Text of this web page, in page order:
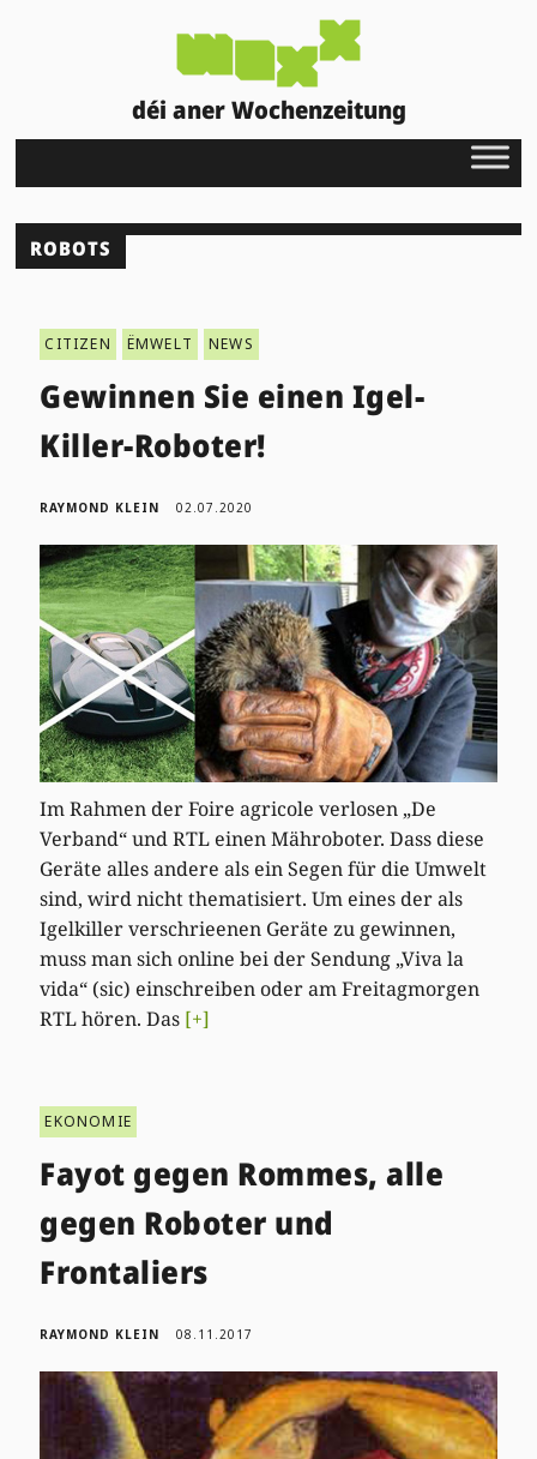
déi aner Wochenzeitung
ROBOTS
CITIZEN ËMWELT NEWS
Gewinnen Sie einen Igel-
Killer-Roboter!
RAYMOND KLEIN 02.07.2020
Im Rahmen der Foire agricole verlosen „De
Verband“ und RTL einen Mähroboter. Dass diese
Geräte alles andere als ein Segen für die Umwelt
sind, wird nicht thematisiert. Um eines der als
Igelkiller verschrieenen Geräte zu gewinnen,
muss man sich online bei der Sendung „Viva la
vida“ (sic) einschreiben oder am Freitagmorgen
RTL hören. Das [+]
EKONOMIE
Fayot gegen Rommes, alle
gegen Roboter und
Frontaliers
RAYMOND KLEIN 08.11.2017